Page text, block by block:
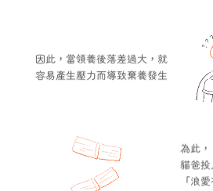
因此，當領養後落差過大，就
容易產生壓力而導致棄養發生
為此，
貓爸投
「浪